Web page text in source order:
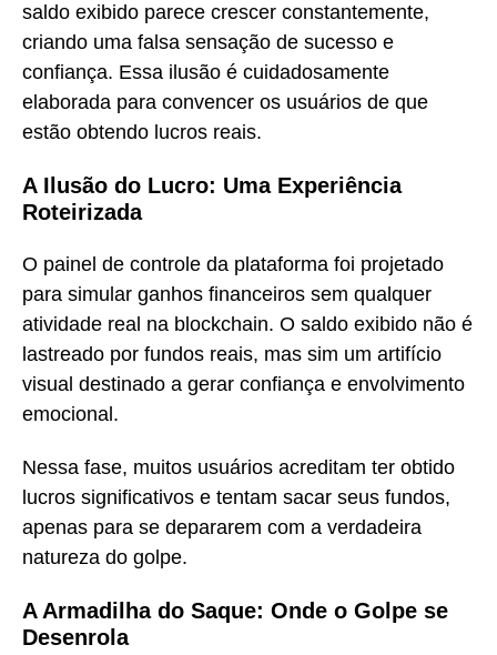
saldo exibido parece crescer constantemente,
criando uma falsa sensação de sucesso e
confiança. Essa ilusão é cuidadosamente
elaborada para convencer os usuários de que
estão obtendo lucros reais.
A Ilusão do Lucro: Uma Experiência
Roteirizada
O painel de controle da plataforma foi projetado
para simular ganhos financeiros sem qualquer
atividade real na blockchain. O saldo exibido não é
lastreado por fundos reais, mas sim um artifício
visual destinado a gerar confiança e envolvimento
emocional.
Nessa fase, muitos usuários acreditam ter obtido
lucros significativos e tentam sacar seus fundos,
apenas para se depararem com a verdadeira
natureza do golpe.
A Armadilha do Saque: Onde o Golpe se
Desenrola